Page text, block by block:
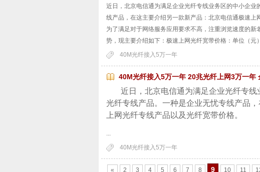
近日，北京电信通为满足企业光纤专线业务区的中小企
线产品，在这主要介绍另一款新产品：北京电信通极速
为了满足对于网络服务应用要求不高，注重浏览速度的
势，现主要介绍如下：极速上网光纤宽带价格：单位（元
40M光纤接入5万一年
40M光纤接入5万一年 20兆光纤上网3万一年
近日，北京电信通为满足企业光纤专
光纤专线产品。一种是企业无忧专线产品
上网光纤专线产品以及光纤宽带价格。
...
40M光纤接入5万一年
« 2 3 4 5 6 7 8 9 10 11